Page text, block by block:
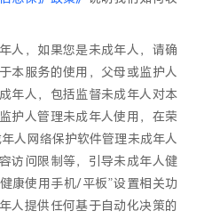
人，如果您是未成年人，请确
本服务的使用，父母或监护人
年人，包括监督未成年人对本
护人管理未成年人使用，在荣
人网络保护软件管理未成年人
访问限制等，引导未成年人健
康使用手机/平板”设置相关功
人提供任何基于自动化决策的